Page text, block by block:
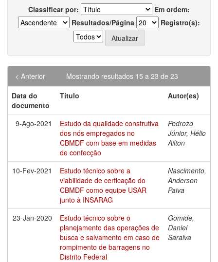
Classificar por:
Em ordem:
Resultados/Página
Registro(s):
Mostrando resultados 15 a 23 de 23
< Anterior
Data do
documento
Título Autor(es)
9-Ago-2021
Estudo da qualidade construtiva
dos nós empregados no
CBMDF com base em medidas
de confecção
Pedrozo
Júnior, Hélio
Ailton
10-Fev-2021
Estudo técnico sobre a
viabilidade de cerficação do
CBMDF como equipe USAR
junto à INSARAG
Nascimento,
Anderson
Paiva
23-Jan-2020
Estudo técnico sobre o
planejamento das operações de
busca e salvamento em caso de
rompimento de barragens no
Distrito Federal
Gomide,
Daniel
Saraiva